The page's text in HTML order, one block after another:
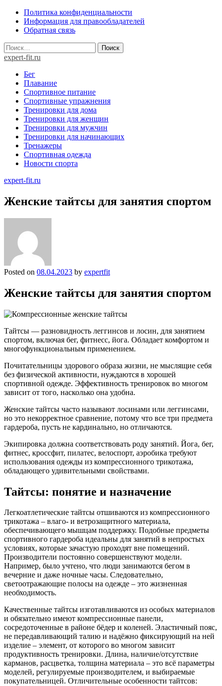
Skip
content
Политика конфиденциальности
Информация для правообладателей
Обратная связь
Найти:
expert-fit.ru
Бег
Плавание
Спортивное питание
Спортивные упражнения
Тренировки для дома
Тренировки для женщин
Тренировки для мужчин
Тренировки для начинающих
Тренажеры
Спортивная одежда
Новости спорта
expert-fit.ru
Женские тайтсы для занятия спортом
Posted on 08.04.2023 by expertfit
Женские тайтсы для занятия спортом
Тайтсы — разновидность леггинсов и лосин, для занятием
спортом, включая бег, фитнесс, йога. Обладает комфортом и
многофункциональным применением.
Почитательницы здорового образа жизни, не мыслящие себя
без физической активности, нуждаются в хорошей
спортивной одежде. Эффективность тренировок во многом
зависит от того, насколько она удобна.
Женские тайтсы часто называют лосинами или леггинсами,
но это некорректное сравнение, потому что все три предмета
гардероба, пусть не кардинально, но отличаются.
Экипировка должна соответствовать роду занятий. Йога, бег,
фитнес, кроссфит, пилатес, велоспорт, аэробика требуют
использования одежды из компрессионного трикотажа,
обладающего удивительными свойствами.
Тайтсы: понятие и назначение
Легкоатлетические тайтсы отшиваются из компрессионного
трикотажа – влаго- и ветрозащитного материала,
обеспечивающего мышцам поддержку. Подобные предметы
спортивного гардероба идеальны для занятий в непростых
условиях, которые зачастую проходят вне помещений.
Производители постоянно совершенствуют модели.
Например, было учтено, что люди занимаются бегом в
вечерние и даже ночные часы. Следовательно,
светоотражающие полосы на одежде – это жизненная
необходимость.
Качественные тайтсы изготавливаются из особых материалов
и обязательно имеют компрессионные панели,
сосредоточенные в районе бёдер и коленей. Эластичный пояс,
не передавливающий талию и надёжно фиксирующий на ней
изделие – элемент, от которого во многом зависит
продуктивность тренировки. Длина, наличие/отсутствие
карманов, расцветка, толщина материала – это всё параметры
моделей, регулируемые производителем, и выбираемые
покупательницей. Отличительные особенности тайтсов: